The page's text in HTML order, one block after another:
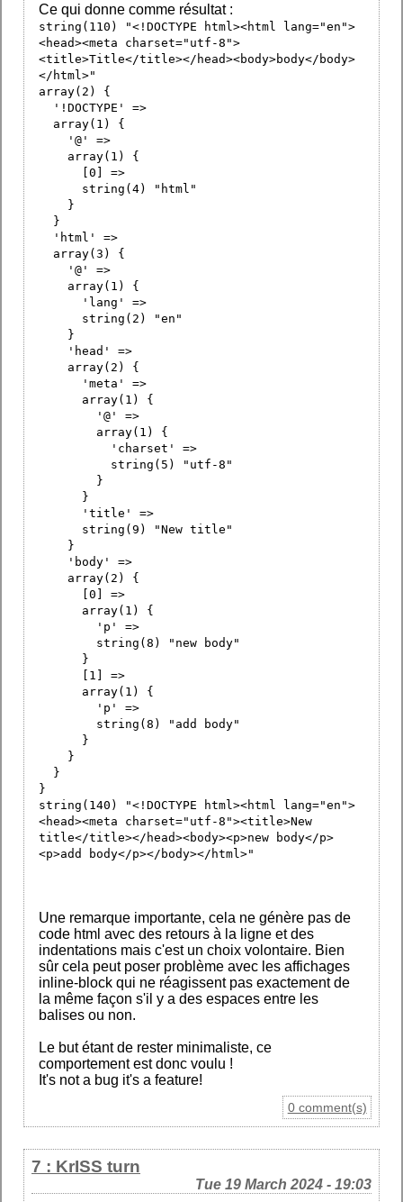
Ce qui donne comme résultat :
string(110) "<!DOCTYPE html><html lang="en">
<head><meta charset="utf-8">
<title>Title</title></head><body>body</body>
</html>"
array(2) {
'!DOCTYPE' =>
array(1) {
'@' =>
array(1) {
[0] =>
string(4) "html"
}
}
'html' =>
array(3) {
'@' =>
array(1) {
'lang' =>
string(2) "en"
}
'head' =>
array(2) {
'meta' =>
array(1) {
'@' =>
array(1) {
'charset' =>
string(5) "utf-8"
}
}
'title' =>
string(9) "New title"
}
'body' =>
array(2) {
[0] =>
array(1) {
'p' =>
string(8) "new body"
}
[1] =>
array(1) {
'p' =>
string(8) "add body"
}
}
}
}
string(140) "<!DOCTYPE html><html lang="en">
<head><meta charset="utf-8"><title>New
title</title></head><body><p>new body</p>
<p>add body</p></body></html>"
Une remarque importante, cela ne génère pas de
code html avec des retours à la ligne et des
indentations mais c'est un choix volontaire. Bien
sûr cela peut poser problème avec les affichages
inline-block qui ne réagissent pas exactement de
la même façon s'il y a des espaces entre les
balises ou non.
Le but étant de rester minimaliste, ce
comportement est donc voulu !
It's not a bug it's a feature!
0 comment(s)
7 : KrISS turn
Tue 19 March 2024 - 19:03